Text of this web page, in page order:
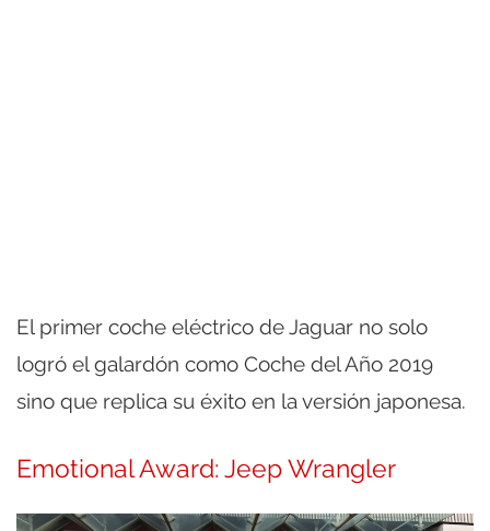
El primer coche eléctrico de Jaguar no solo
logró el galardón como Coche del Año 2019
sino que replica su éxito en la versión japonesa.
Emotional Award: Jeep Wrangler